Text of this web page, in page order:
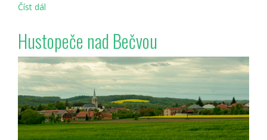
Číst dál
Bečvou
Hustopeče nad Bečvou